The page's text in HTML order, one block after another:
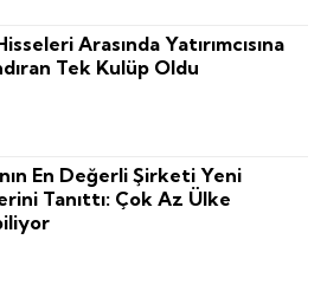
Arasında Yatırımcısına
Tek Kulüp Oldu
En Değerli Şirketi Yeni
Tanıttı: Çok Az Ülke